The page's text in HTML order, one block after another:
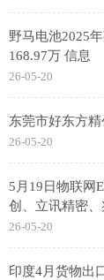
野马电池2025
168.97万 信息
26-05-20
东莞市好东方
26-05-20
5月19日物联网
创、立讯精密
26-05-20
印度4月货物出